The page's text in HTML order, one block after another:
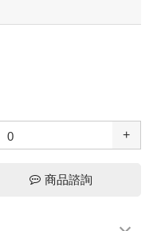
+
商品諮詢